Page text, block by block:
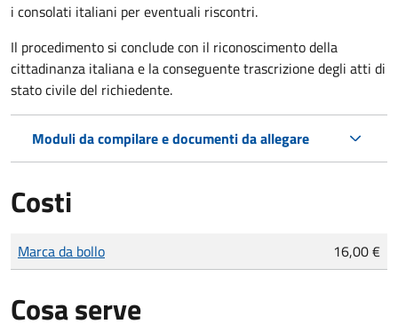
i consolati italiani per eventuali riscontri.
Il procedimento si conclude con il riconoscimento della
cittadinanza italiana e la conseguente trascrizione degli atti di
stato civile del richiedente.
Moduli da compilare e documenti da allegare
Costi
Tipo di pagamento
Importo
Marca da bollo 16,00 €
Cosa serve